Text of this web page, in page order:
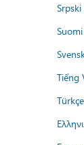
Tiếng